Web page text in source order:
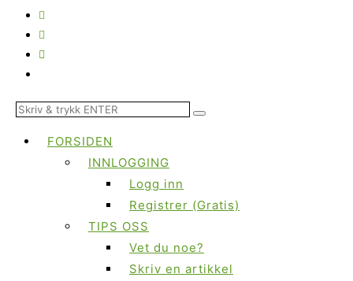
FORSIDEN
INNLOGGING
Logg inn
Registrer (Gratis)
TIPS OSS
Vet du noe?
Skriv en artikkel